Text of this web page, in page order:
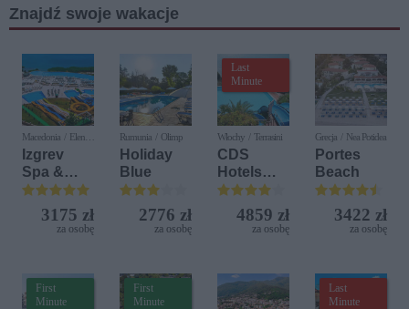
Znajdź swoje wakacje
Macedonia / Elen
Kamen
Izgrev
Spa &
Aquapark
3175 zł
za osobę
Rumunia / Olimp
Holiday
Blue
2776 zł
za osobę
Last
Minute
Włochy / Terrasini
CDS
Hotels
Terrasini
(ex. Citta
del Mare)
4859 zł
za osobę
Grecja / Nea Potidea
Portes
Beach
3422 zł
za osobę
First
Minute
First
Minute
Last
Minute